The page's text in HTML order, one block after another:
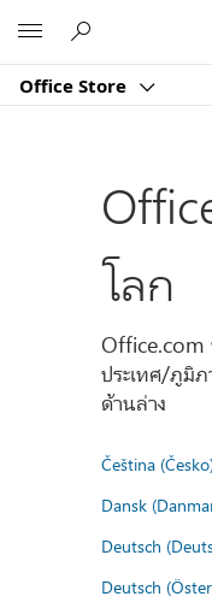
Office Store
โลก
Office.com
ประเทศ/ภูมิ
ด้านล่าง
Čeština
Dansk
Deutsch
Deutsch